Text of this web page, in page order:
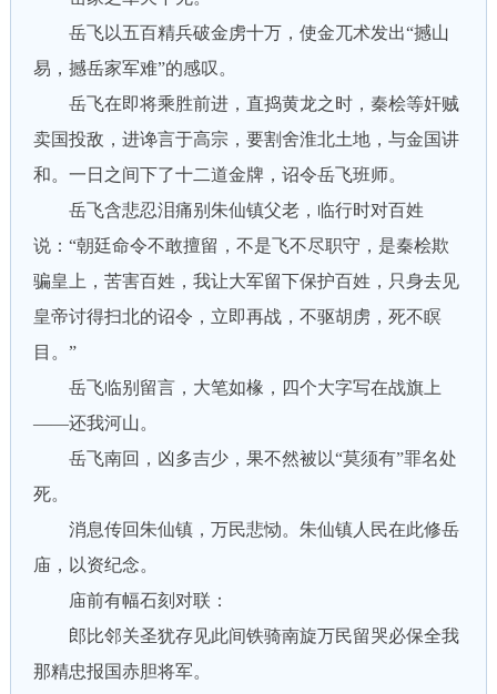
岳飞以五百精兵破金虏十万，使金兀术发出“撼山
易，撼岳家军难”的感叹。
岳飞在即将乘胜前进，直捣黄龙之时，秦桧等奸贼
卖国投敌，进谗言于高宗，要割舍淮北土地，与金国讲
和。一日之间下了十二道金牌，诏令岳飞班师。
岳飞含悲忍泪痛别朱仙镇父老，临行时对百姓
说：“朝廷命令不敢擅留，不是飞不尽职守，是秦桧欺
骗皇上，苦害百姓，我让大军留下保护百姓，只身去见
皇帝讨得扫北的诏令，立即再战，不驱胡虏，死不瞑
目。”
岳飞临别留言，大笔如椽，四个大字写在战旗上
——还我河山。
岳飞南回，凶多吉少，果不然被以“莫须有”罪名处
死。
消息传回朱仙镇，万民悲恸。朱仙镇人民在此修岳
庙，以资纪念。
庙前有幅石刻对联：
郎比邻关圣犹存见此间铁骑南旋万民留哭必保全我
那精忠报国赤胆将军。